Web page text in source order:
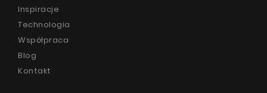
Inspiracje
Technologia
Współpraca
Blog
Kontakt